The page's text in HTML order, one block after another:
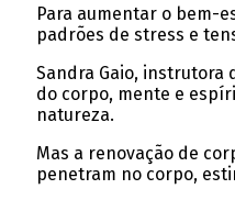
Para aumentar o bem-
padrões de stress e
Sandra Gaio, instrutora
do corpo, mente e
natureza.
Mas a renovação de
penetram no corpo,